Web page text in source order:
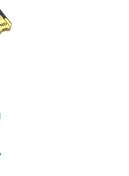
Arduino se Zbyškem Vodou
Arduino v příkladech
Arduino roboti